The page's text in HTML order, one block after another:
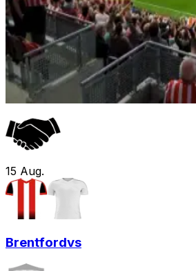
15 Aug.
Brentfordvs